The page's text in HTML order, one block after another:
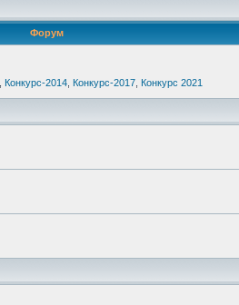
Форум
Конкурс-2014 Конкурс-2017 Конкурс 2021